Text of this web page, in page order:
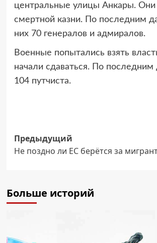
центральные улицы Анкары. Они
смертной казни. По последним
них 70 генералов и адмиралов.
Военные попытались взять
начали сдаваться. По
104 путчиста.
Навигация
записи
Предыдущий
Не поздно ли ЕС берётся за
Больше историй